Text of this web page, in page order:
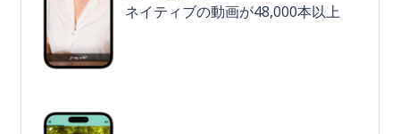
ネイティブの動画が48,000本以上